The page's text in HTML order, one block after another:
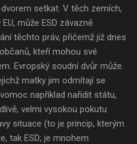
setkat. V těch zemích,
může ESD závazně
těchto práv, přičemž již dnes
kteří mohou své
Evropský soudní dvůr může
matky jim odmítají se
například nařídit státu,
velmi vysokou pokutu
situace (to je princip, kterým
tak ESD; je mnohem